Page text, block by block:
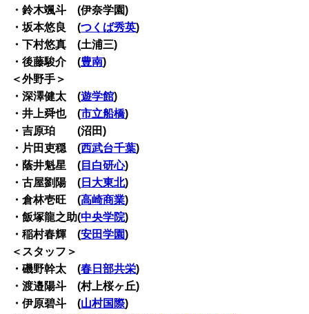
・鈴木颯斗 (伊奈学園)
・坂本悠良 (つくば秀英)
・下村悠真 (土浦三)
・後藤駿介 (豊南)
＜外野手＞
・深澤健太 (遊学館)
・井上舜也 (市立船橋)
・吉原珀 (沼田)
・片田吏穏 (西武台千葉)
・蔭井魁星 ( 目白研心)
・古屋劉陽 ( 日大東北)
・倉林壱旺 (高崎商業)
・飯塚龍之助(中央学院)
・稲村春輝 (安田学園)
＜スタッフ＞
・磯野幹太 (春日部共栄)
・渡邉陽斗 (村上桜ヶ丘)
・伊原碧斗 (山村国際)